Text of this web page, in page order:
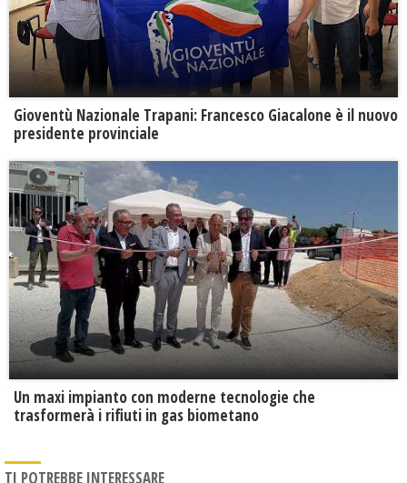
Gioventù Nazionale Trapani: Francesco Giacalone è il nuovo
presidente provinciale
Un maxi impianto con moderne tecnologie che
trasformerà i rifiuti in gas biometano
TI POTREBBE INTERESSARE